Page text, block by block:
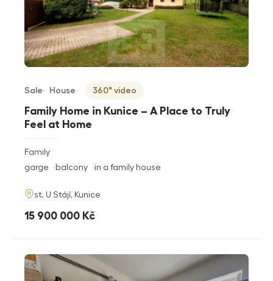
Family Home in Kunice – A Place to Truly
Feel at Home
Offer type
Sale
Property type
House
Virtuální prohlídka
360° video
rozměry
disposition
Family
funkce
garge balcony in a family house
adresa
st. U Stájí, Kunice
cena
15 900 000 Kč